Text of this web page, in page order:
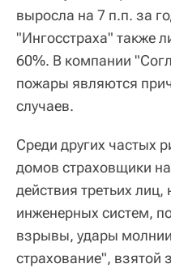
выросла на 7 п.п. за
"Ингосстраха" также
60%. В компании
пожары являются
случаев.
Среди других частых
домов страховщики
действия третьих лиц,
инженерных систем,
взрывы, удары
страхование", взятой